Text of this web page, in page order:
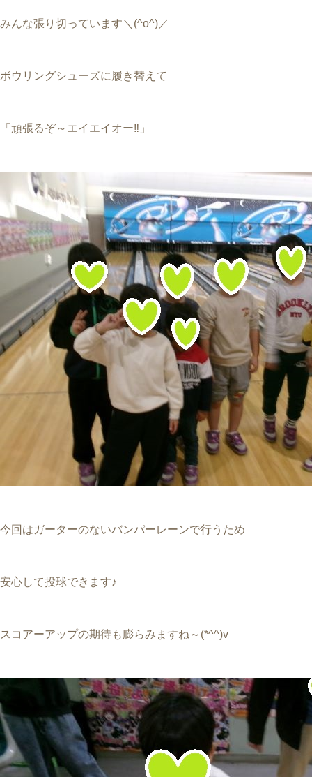
みんな張り切っています＼(^o^)／
ボウリングシューズに履き替えて
「頑張るぞ～エイエイオー‼」
今回はガーターのないバンパーレーンで行うため
安心して投球できます♪
スコアーアップの期待も膨らみますね～(*^^)v